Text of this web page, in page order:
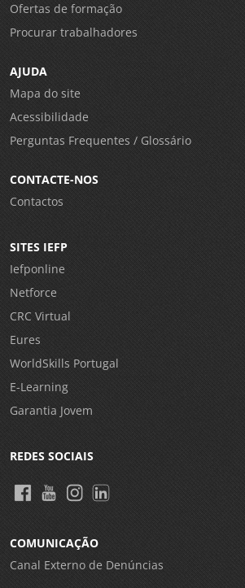
Ofertas de formação
Procurar trabalhadores
AJUDA
Mapa do site
Acessibilidade
Perguntas Frequentes / Glossário
CONTACTE-NOS
Contactos
SITES IEFP
Iefponline
Netforce
CRC Virtual
Eures
WorldSkills Portugal
E-Learning
Garantia Jovem
REDES SOCIAIS
COMUNICAÇÃO
Canal Externo de Denúncias